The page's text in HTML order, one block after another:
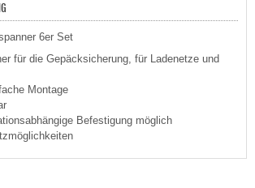
6er Set
für die Gepäcksicherung, für Ladenetze und
Montage
Befestigung möglich